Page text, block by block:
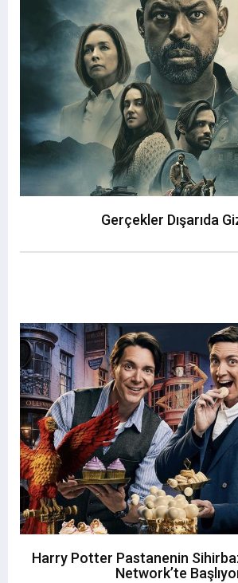
Gerçekler Dışarıda
Harry Potter Pastanenin
Network’te